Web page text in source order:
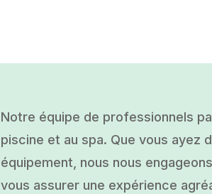
Notre équipe de professionnels
piscine et au spa. Que vous ayez
équipement, nous nous
vous assurer une expérience